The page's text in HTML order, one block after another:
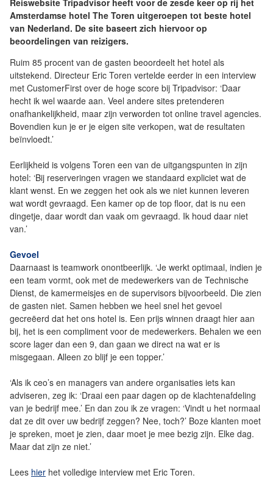
Reiswebsite Tripadvisor heeft voor de zesde keer op rij het
Amsterdamse hotel The Toren uitgeroepen tot beste hotel
van Nederland. De site baseert zich hiervoor op
beoordelingen van reizigers.
Ruim 85 procent van de gasten beoordeelt het hotel als
uitstekend. Directeur Eric Toren vertelde eerder in een interview
met CustomerFirst over de hoge score bij Tripadvisor: ‘Daar
hecht ik wel waarde aan. Veel andere sites pretenderen
onafhankelijkheid, maar zijn verworden tot online travel agencies.
Bovendien kun je er je eigen site verkopen, wat de resultaten
beïnvloedt.’
Eerlijkheid is volgens Toren een van de uitgangspunten in zijn
hotel: ‘Bij reserveringen vragen we standaard expliciet wat de
klant wenst. En we zeggen het ook als we niet kunnen leveren
wat wordt gevraagd. Een kamer op de top floor, dat is nu een
dingetje, daar wordt dan vaak om gevraagd. Ik houd daar niet
van.’
Gevoel
Daarnaast is teamwork onontbeerlijk. ‘Je werkt optimaal, indien je
een team vormt, ook met de medewerkers van de Technische
Dienst, de kamermeisjes en de supervisors bijvoorbeeld. Die zien
de gasten niet. Samen hebben we heel snel het gevoel
gecreëerd dat het ons hotel is. Een prijs winnen draagt hier aan
bij, het is een compliment voor de medewerkers. Behalen we een
score lager dan een 9, dan gaan we direct na wat er is
misgegaan. Alleen zo blijf je een topper.’
‘Als ik ceo’s en managers van andere organisaties iets kan
adviseren, zeg ik: ‘Draai een paar dagen op de klachtenafdeling
van je bedrijf mee.’ En dan zou ik ze vragen: ‘Vindt u het normaal
dat ze dit over uw bedrijf zeggen? Nee, toch?’ Boze klanten moet
je spreken, moet je zien, daar moet je mee bezig zijn. Elke dag.
Maar dat zijn ze niet.’
Lees hier het volledige interview met Eric Toren.